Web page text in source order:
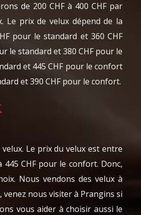
de 200 CHF à 400 CHF par
Le prix de velux dépend de la
pour le standard et 360 CHF
le standard et 380 CHF pour le
et 445 CHF pour le confort
et 390 CHF pour le confort.
Le prix du velux est entre
445 CHF pour le confort. Donc,
Nous vendons des velux à
nous visiter à Prangins si
vous aider à choisir aussi le